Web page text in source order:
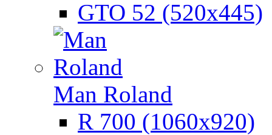
GTO 52 (520х445)
Man Roland
R 700 (1060х920)